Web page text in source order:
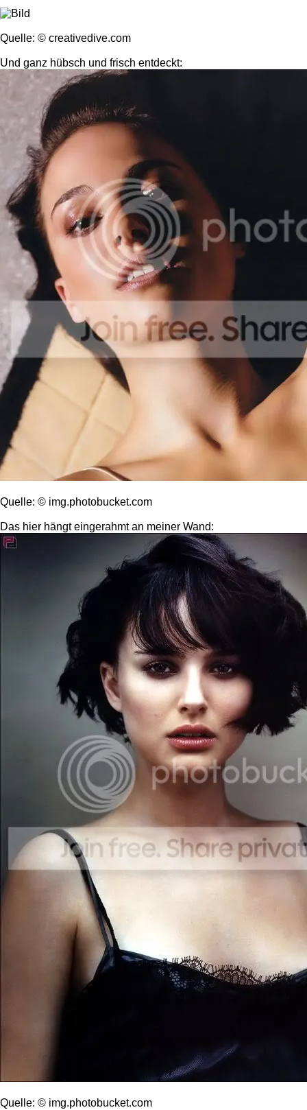
Quelle: © creativedive.com
Und ganz hübsch und frisch entdeckt:
Quelle: © img.photobucket.com
Das hier hängt eingerahmt an meiner Wand:
Quelle: © img.photobucket.com